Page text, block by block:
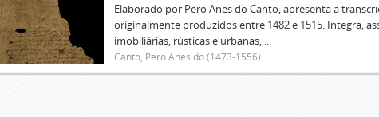
Elaborado por Pero Anes do Canto, apresenta a
originalmente produzidos entre 1482 e 1515. Integra,
imobiliárias, rústicas e urbanas, ...
Canto, Pero Anes do (1473-1556)